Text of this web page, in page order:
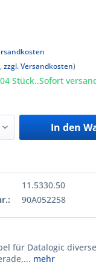
zzgl. Versandkosten)
Stück..Sofort
In den
11.5330.50
90A052258
für Datalogic
mehr